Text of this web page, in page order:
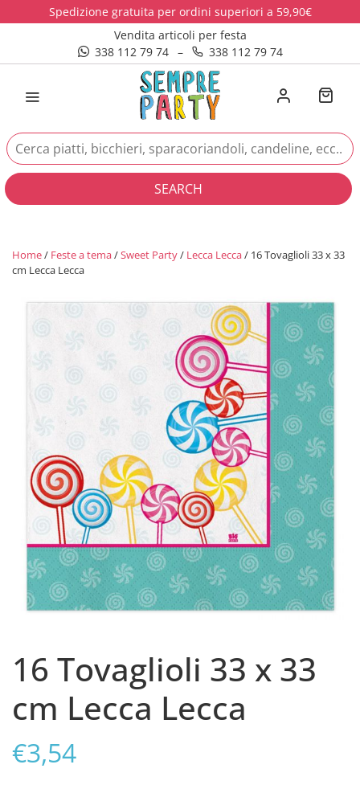
Spedizione gratuita per ordini superiori a 59,90€
Vendita articoli per festa
338 112 79 74
– 338 112 79 74
SEARCH
Home/ Feste a tema/Sweet Party/ Lecca Lecca/ 16 Tovaglioli 33 x 33
cm Lecca Lecca
16 Tovaglioli 33 x 33
cm Lecca Lecca
€3,54